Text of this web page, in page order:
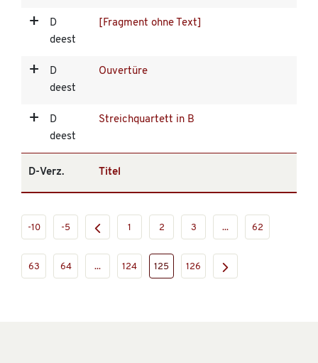
D
deest
[Fragment ohne Text]
D
deest
Ouvertüre
D
deest
Streichquartett in B
D-Verz. Titel
-10 -5 1 2 3 ... 62
63 64 ... 124 125 126